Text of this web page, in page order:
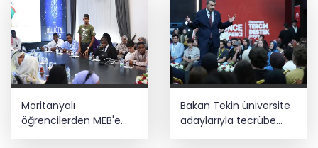
Moritanyalı
öğrencilerden MEB'e
Bakan Tekin üniversite
adaylarıyla tecrübe